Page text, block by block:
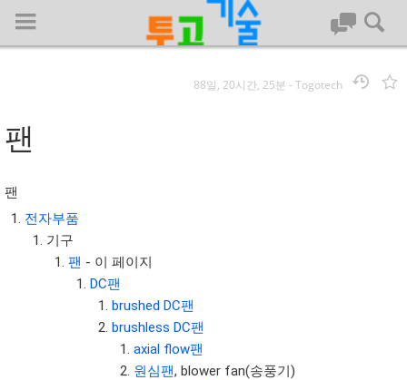
회사명 :
투고기술
| 대표 : 김명기 | 사업자번호 : 142-08-78939
전화 : 031-8065-5299 | 주소 : (16954)) 경기도 용인시 기흥구 흥덕1
로 13, B동(complex동) 1213호(영덕동,흥덕IT밸리)
COPYRIGHT (C) 투고기술 ALL RIGHTS RESEVED
투고기술 위키 저작권
88일, 20시간, 25분 -Togotech
팬
팬
전자부품
기구
팬 - 이 페이지
DC팬
brushed DC팬
brushless DC팬
axial flow팬
원심팬, blower fan(송풍기)